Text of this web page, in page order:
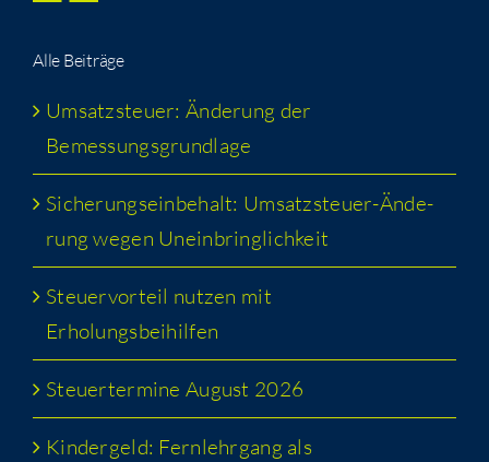
Alle Bei­trä­ge
Umsatz­steu­er: Ände­rung der
Bemessungsgrundlage
Siche­rungs­ein­be­halt: Umsatz­steu­er-Ände­
rung wegen Uneinbringlichkeit
Steu­er­vor­teil nut­zen mit
Erholungsbeihilfen
Steu­er­ter­mi­ne August 2026
Kin­der­geld: Fern­lehr­gang als